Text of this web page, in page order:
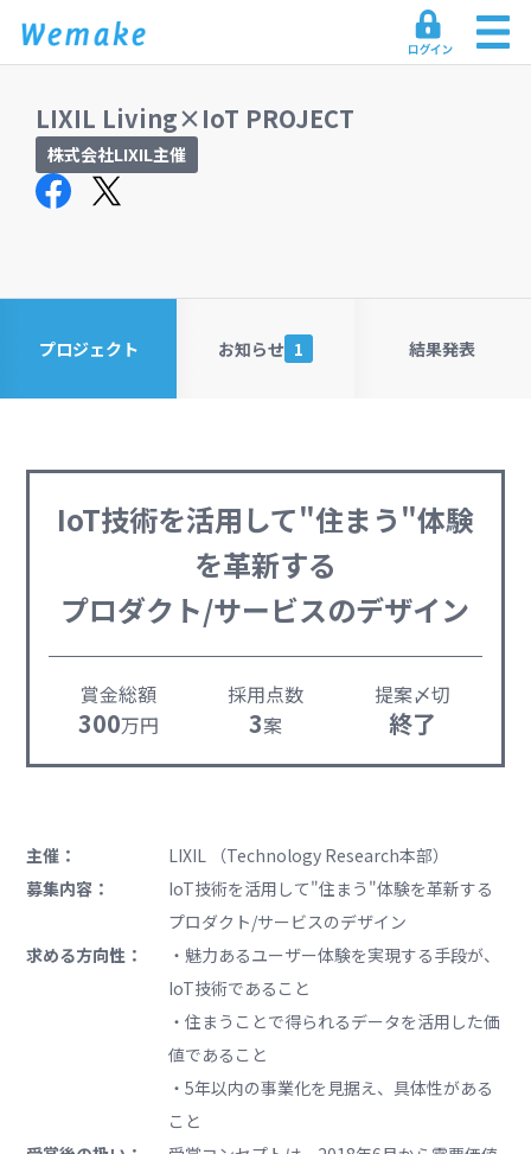
LIXIL Living×IoT PROJECT
株式会社LIXIL主催
プロジェクト お知らせ 1 結果発表
IoT技術を活用して"住まう"体験
を革新する
プロダクト/サービスのデザイン
賞金総額
300万円
採用点数
3案
提案〆切
終了
主催：
LIXIL （Technology Research本部）
募集内容：
IoT技術を活用して"住まう"体験を革新する
プロダクト/サービスのデザイン
求める方向性：
・魅力あるユーザー体験を実現する手段が、
IoT技術であること
・住まうことで得られるデータを活用した価
値であること
・5年以内の事業化を見据え、具体性がある
こと